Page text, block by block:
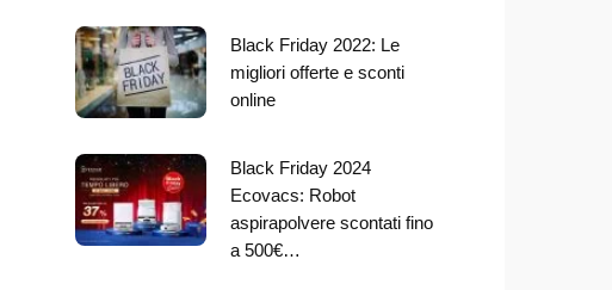
Black Friday 2022: Le
migliori offerte e sconti
online
Black Friday 2024
Ecovacs: Robot
aspirapolvere scontati fino
a 500€…